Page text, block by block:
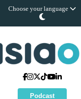
Choose your language
Podcast